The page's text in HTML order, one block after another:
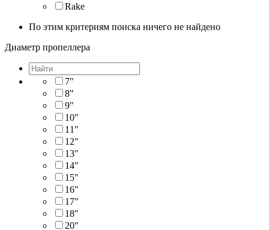
Rake
По этим критериям поиска ничего не найдено
Диаметр пропеллера
7"
8"
9"
10"
11"
12"
13"
14"
15"
16"
17"
18"
20"